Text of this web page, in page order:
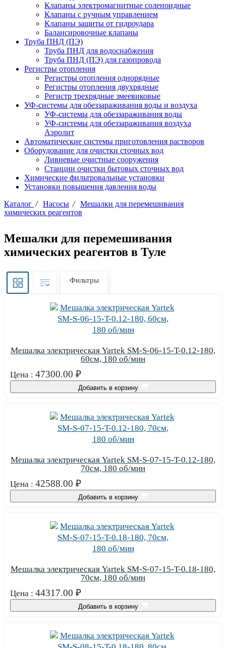
Клапаны электромагнитные соленоидные
Клапаны с ручным управлением
Клапаны защиты от гидроудара
Балансировочные клапаны
Труба ПНД (ПЭ)
Труба ПНД для водоснабжения
Труба ПНД (ПЭ) для газопровода
Регистры отопления
Регистры отопления однорядные
Регистры отопления двухрядные
Регистр трехрядные змеевиковые
УФ-системы для обеззараживания воды и воздуха
УФ-системы для обеззараживания воды
УФ-системы для обеззараживания воздуха
Аэролит
Автоматические системы приготовления растворов
Оборудование для очистки сточных вод
Ливневые очистные сооружения
Станции очистки бытовых сточных вод
Химические фильтровальные установки
Установки повышения давления воды
Каталог / Насосы / Мешалки для перемешивания
химических реагентов
Мешалки для перемешивания
химических реагентов в Туле
Фильтры
Мешалка электрическая Yartek SM-S-06-15-T-0.12-180,
60см, 180 об/мин
Цена : 47300.00 ₽
Добавить в корзину
Мешалка электрическая Yartek SM-S-07-15-T-0.12-180,
70см, 180 об/мин
Цена : 42588.00 ₽
Добавить в корзину
Мешалка электрическая Yartek SM-S-07-15-T-0.18-180,
70см, 180 об/мин
Цена : 44317.00 ₽
Добавить в корзину